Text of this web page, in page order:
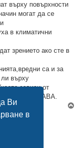
Ви
в
върху повърхности
могат да се
в климатични
зрението ако сте в
са и за
върху
зависи от
го УНИЩОЖАВА.